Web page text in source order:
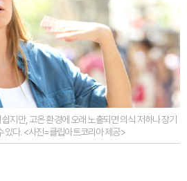
지만, 고온 환경에 오래 노출되면 의식 저하나 장기
있다. <사진=클립아트코리아 제공>